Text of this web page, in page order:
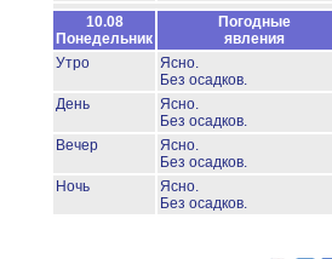
10.08
Понедельник
Погодные
явления
Утро
Ясно.
Без осадков.
День
Ясно.
Без осадков.
Вечер
Ясно.
Без осадков.
Ночь
Ясно.
Без осадков.